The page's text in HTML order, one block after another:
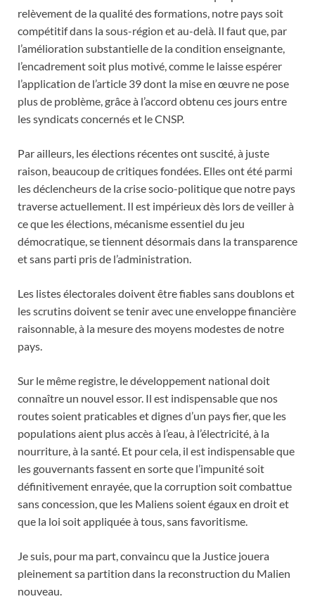
relèvement de la qualité des formations, notre pays soit
compétitif dans la sous-région et au-delà. Il faut que, par
l’amélioration substantielle de la condition enseignante,
l’encadrement soit plus motivé, comme le laisse espérer
l’application de l’article 39 dont la mise en œuvre ne pose
plus de problème, grâce à l’accord obtenu ces jours entre
les syndicats concernés et le CNSP.
Par ailleurs, les élections récentes ont suscité, à juste
raison, beaucoup de critiques fondées. Elles ont été parmi
les déclencheurs de la crise socio-politique que notre pays
traverse actuellement. Il est impérieux dès lors de veiller à
ce que les élections, mécanisme essentiel du jeu
démocratique, se tiennent désormais dans la transparence
et sans parti pris de l’administration.
Les listes électorales doivent être fiables sans doublons et
les scrutins doivent se tenir avec une enveloppe financière
raisonnable, à la mesure des moyens modestes de notre
pays.
Sur le même registre, le développement national doit
connaître un nouvel essor. Il est indispensable que nos
routes soient praticables et dignes d’un pays fier, que les
populations aient plus accès à l’eau, à l’électricité, à la
nourriture, à la santé. Et pour cela, il est indispensable que
les gouvernants fassent en sorte que l’impunité soit
définitivement enrayée, que la corruption soit combattue
sans concession, que les Maliens soient égaux en droit et
que la loi soit appliquée à tous, sans favoritisme.
Je suis, pour ma part, convaincu que la Justice jouera
pleinement sa partition dans la reconstruction du Malien
nouveau.